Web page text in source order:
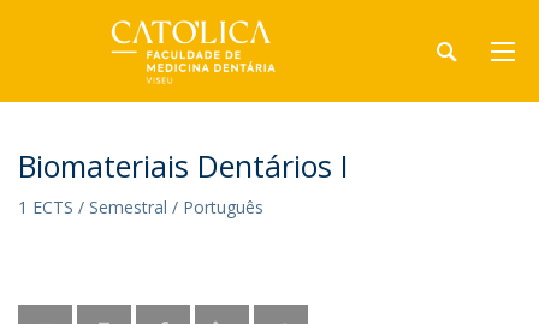
Biomateriais Dentários I
1 ECTS / Semestral / Português